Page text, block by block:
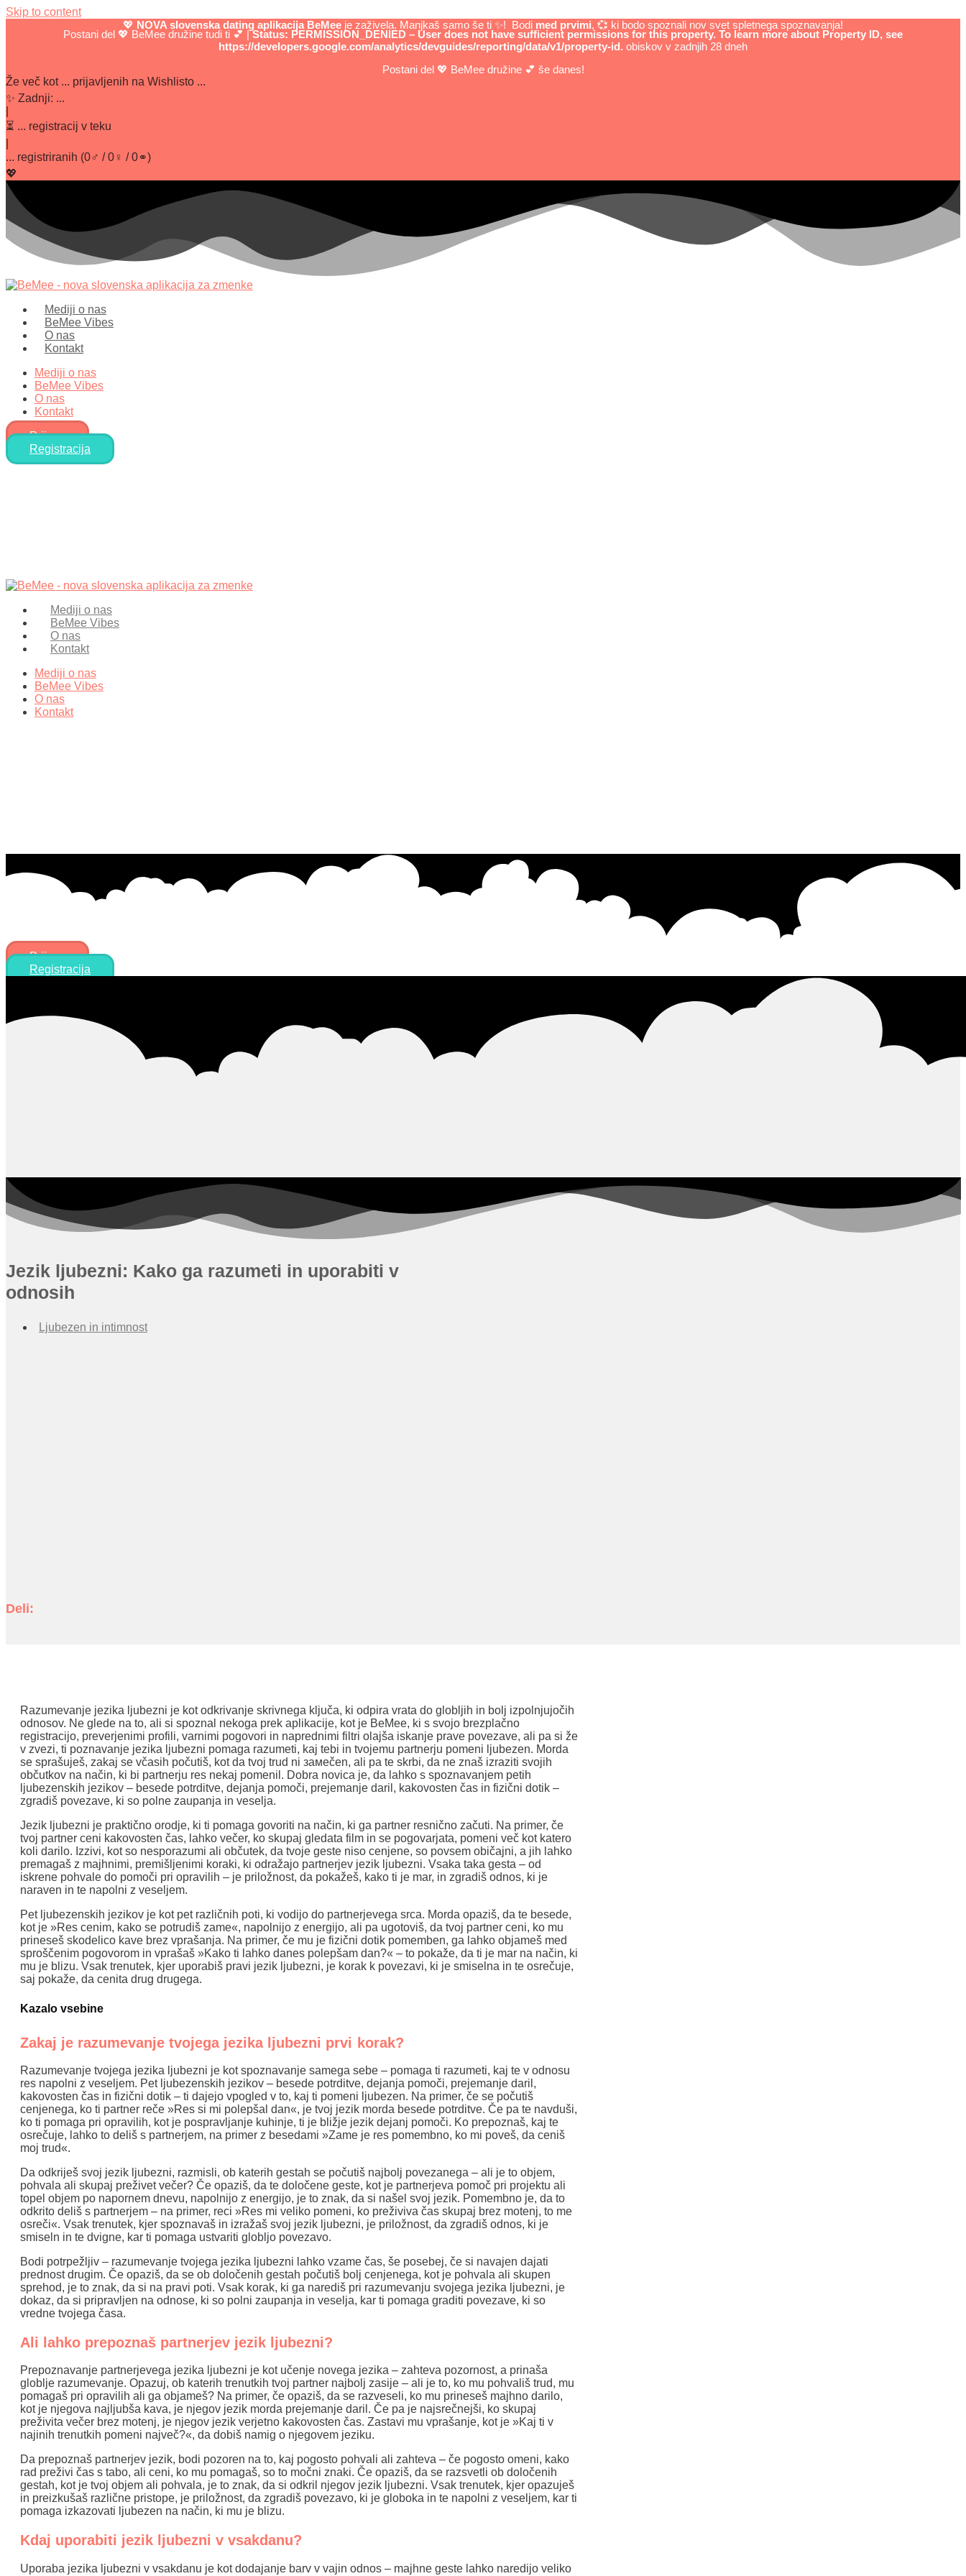
Skip to content
💖 NOVA slovenska dating aplikacija BeMee je zaživela. Manjkaš samo še ti ✨! Bodi med prvimi, 💞 ki bodo spoznali nov svet spletnega spoznavanja!
Postani del 💖 BeMee družine tudi ti 💕 | Status: PERMISSION_DENIED – User does not have sufficient permissions for this property. To learn more about Property ID, see
https://developers.google.com/analytics/devguides/reporting/data/v1/property-id. obiskov v zadnjih 28 dneh
Postani del 💖 BeMee družine 💕 še danes!
Že več kot ... prijavljenih na Wishlisto ...
✨ Zadnji: ...
⏳ ... registracij v teku
... registriranih (0♂ /0♀ /0⚭)
💖
Mediji o nas
BeMee Vibes
O nas
Kontakt
Mediji o nas
BeMee Vibes
O nas
Kontakt
Prijava
Registracija
Mediji o nas
BeMee Vibes
O nas
Kontakt
Mediji o nas
BeMee Vibes
O nas
Kontakt
Prijava
Registracija
Jezik ljubezni: Kako ga razumeti in uporabiti v
odnosih
Ljubezen in intimnost
Deli:
Razumevanje jezika ljubezni je kot odkrivanje skrivnega ključa, ki odpira vrata do globljih in bolj izpolnjujočih
odnosov. Ne glede na to, ali si spoznal nekoga prek aplikacije, kot je BeMee, ki s svojo brezplačno
registracijo, preverjenimi profili, varnimi pogovori in naprednimi filtri olajša iskanje prave povezave, ali pa si že
v zvezi, ti poznavanje jezika ljubezni pomaga razumeti, kaj tebi in tvojemu partnerju pomeni ljubezen. Morda
se sprašuješ, zakaj se včasih počutiš, kot da tvoj trud ni замеčen, ali pa te skrbi, da ne znaš izraziti svojih
občutkov na način, ki bi partnerju res nekaj pomenil. Dobra novica je, da lahko s spoznavanjem petih
ljubezenskih jezikov – besede potrditve, dejanja pomoči, prejemanje daril, kakovosten čas in fizični dotik –
zgradiš povezave, ki so polne zaupanja in veselja.
Jezik ljubezni je praktično orodje, ki ti pomaga govoriti na način, ki ga partner resnično začuti. Na primer, če
tvoj partner ceni kakovosten čas, lahko večer, ko skupaj gledata film in se pogovarjata, pomeni več kot katero
koli darilo. Izzivi, kot so nesporazumi ali občutek, da tvoje geste niso cenjene, so povsem običajni, a jih lahko
premagaš z majhnimi, premišljenimi koraki, ki odražajo partnerjev jezik ljubezni. Vsaka taka gesta – od
iskrene pohvale do pomoči pri opravilih – je priložnost, da pokažeš, kako ti je mar, in zgradiš odnos, ki je
naraven in te napolni z veseljem.
Pet ljubezenskih jezikov je kot pet različnih poti, ki vodijo do partnerjevega srca. Morda opaziš, da te besede,
kot je »Res cenim, kako se potrudiš zame«, napolnijo z energijo, ali pa ugotoviš, da tvoj partner ceni, ko mu
prineseš skodelico kave brez vprašanja. Na primer, če mu je fizični dotik pomemben, ga lahko objameš med
sproščenim pogovorom in vprašaš »Kako ti lahko danes polepšam dan?« – to pokaže, da ti je mar na način, ki
mu je blizu. Vsak trenutek, kjer uporabiš pravi jezik ljubezni, je korak k povezavi, ki je smiselna in te osrečuje,
saj pokaže, da cenita drug drugega.
Kazalo vsebine
Zakaj je razumevanje tvojega jezika ljubezni prvi korak?
Razumevanje tvojega jezika ljubezni je kot spoznavanje samega sebe – pomaga ti razumeti, kaj te v odnosu
res napolni z veseljem. Pet ljubezenskih jezikov – besede potrditve, dejanja pomoči, prejemanje daril,
kakovosten čas in fizični dotik – ti dajejo vpogled v to, kaj ti pomeni ljubezen. Na primer, če se počutiš
cenjenega, ko ti partner reče »Res si mi polepšal dan«, je tvoj jezik morda besede potrditve. Če pa te navduši,
ko ti pomaga pri opravilih, kot je pospravljanje kuhinje, ti je bližje jezik dejanj pomoči. Ko prepoznaš, kaj te
osrečuje, lahko to deliš s partnerjem, na primer z besedami »Zame je res pomembno, ko mi poveš, da ceniš
moj trud«.
Da odkriješ svoj jezik ljubezni, razmisli, ob katerih gestah se počutiš najbolj povezanega – ali je to objem,
pohvala ali skupaj preživet večer? Če opaziš, da te določene geste, kot je partnerjeva pomoč pri projektu ali
topel objem po napornem dnevu, napolnijo z energijo, je to znak, da si našel svoj jezik. Pomembno je, da to
odkrito deliš s partnerjem – na primer, reci »Res mi veliko pomeni, ko preživiva čas skupaj brez motenj, to me
osreči«. Vsak trenutek, kjer spoznavaš in izražaš svoj jezik ljubezni, je priložnost, da zgradiš odnos, ki je
smiseln in te dvigne, kar ti pomaga ustvariti globljo povezavo.
Bodi potrpežljiv – razumevanje tvojega jezika ljubezni lahko vzame čas, še posebej, če si navajen dajati
prednost drugim. Če opaziš, da se ob določenih gestah počutiš bolj cenjenega, kot je pohvala ali skupen
sprehod, je to znak, da si na pravi poti. Vsak korak, ki ga narediš pri razumevanju svojega jezika ljubezni, je
dokaz, da si pripravljen na odnose, ki so polni zaupanja in veselja, kar ti pomaga graditi povezave, ki so
vredne tvojega časa.
Ali lahko prepoznaš partnerjev jezik ljubezni?
Prepoznavanje partnerjevega jezika ljubezni je kot učenje novega jezika – zahteva pozornost, a prinaša
globlje razumevanje. Opazuj, ob katerih trenutkih tvoj partner najbolj zasije – ali je to, ko mu pohvališ trud, mu
pomagaš pri opravilih ali ga objameš? Na primer, če opaziš, da se razveseli, ko mu prineseš majhno darilo,
kot je njegova najljubša kava, je njegov jezik morda prejemanje daril. Če pa je najsrečnejši, ko skupaj
preživita večer brez motenj, je njegov jezik verjetno kakovosten čas. Zastavi mu vprašanje, kot je »Kaj ti v
najinih trenutkih pomeni največ?«, da dobiš namig o njegovem jeziku.
Da prepoznaš partnerjev jezik, bodi pozoren na to, kaj pogosto pohvali ali zahteva – če pogosto omeni, kako
rad preživi čas s tabo, ali ceni, ko mu pomagaš, so to močni znaki. Če opaziš, da se razsvetli ob določenih
gestah, kot je tvoj objem ali pohvala, je to znak, da si odkril njegov jezik ljubezni. Vsak trenutek, kjer opazuješ
in preizkušaš različne pristope, je priložnost, da zgradiš povezavo, ki je globoka in te napolni z veseljem, kar ti
pomaga izkazovati ljubezen na način, ki mu je blizu.
Kdaj uporabiti jezik ljubezni v vsakdanu?
Uporaba jezika ljubezni v vsakdanu je kot dodajanje barv v vajin odnos – majhne geste lahko naredijo veliko